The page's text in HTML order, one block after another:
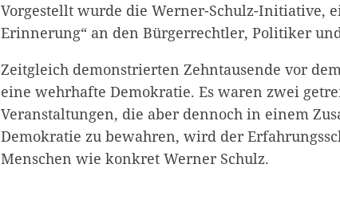
Vorgestellt wurde die Werner-Schulz-Initiative,
Erinnerung“ an den Bürgerrechtler, Politiker
Zeitgleich demonstrierten Zehntausende vor
eine wehrhafte Demokratie. Es waren zwei
Veranstaltungen, die aber dennoch in einem
Demokratie zu bewahren, wird der
Menschen wie konkret Werner Schulz.